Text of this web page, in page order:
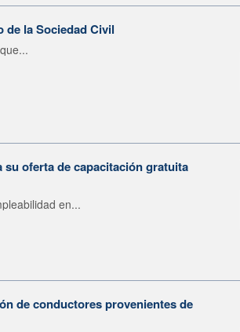
de la Sociedad Civil
su oferta de capacitación gratuita
en...
de conductores provenientes de